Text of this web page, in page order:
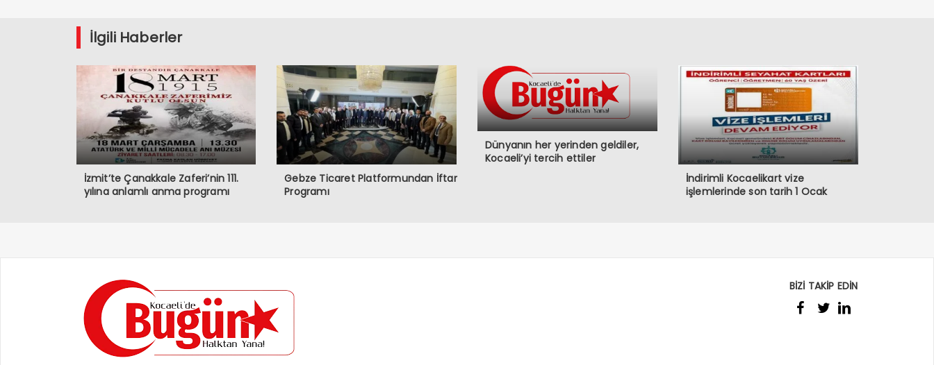
İlgili Haberler
İzmit’te Çanakkale Zaferi’nin 111.
yılına anlamlı anma programı
Gebze Ticaret Platformundan İftar
Programı
Dünyanın her yerinden geldiler,
Kocaeli’yi tercih ettiler
İndirimli Kocaelikart vize
işlemlerinde son tarih 1 Ocak
BİZİ TAKİP EDİN